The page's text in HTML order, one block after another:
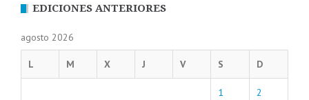
EDICIONES ANTERIORES
agosto 2026
L M X J V S D
1 2